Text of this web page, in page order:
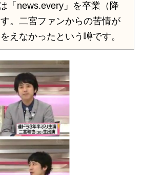
「news.every」を卒業（降
。二宮ファンからの苦情が
えなかったという噂です。